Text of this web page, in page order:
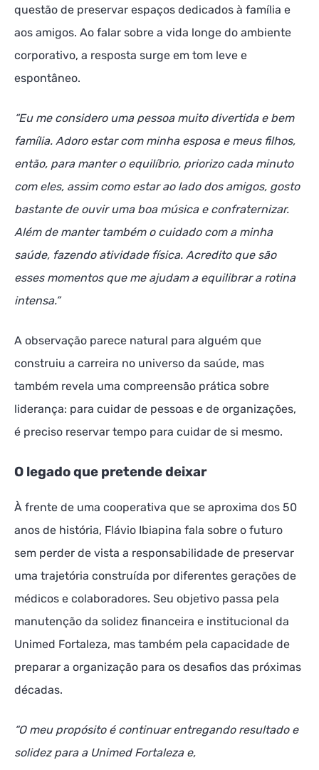
questão de preservar espaços dedicados à família e
aos amigos. Ao falar sobre a vida longe do ambiente
corporativo, a resposta surge em tom leve e
espontâneo.
“Eu me considero uma pessoa muito divertida e bem
família. Adoro estar com minha esposa e meus filhos,
então, para manter o equilíbrio, priorizo cada minuto
com eles, assim como estar ao lado dos amigos, gosto
bastante de ouvir uma boa música e confraternizar.
Além de manter também o cuidado com a minha
saúde, fazendo atividade física. Acredito que são
esses momentos que me ajudam a equilibrar a rotina
intensa.”
A observação parece natural para alguém que
construiu a carreira no universo da saúde, mas
também revela uma compreensão prática sobre
liderança: para cuidar de pessoas e de organizações,
é preciso reservar tempo para cuidar de si mesmo.
O legado que pretende deixar
À frente de uma cooperativa que se aproxima dos 50
anos de história, Flávio Ibiapina fala sobre o futuro
sem perder de vista a responsabilidade de preservar
uma trajetória construída por diferentes gerações de
médicos e colaboradores. Seu objetivo passa pela
manutenção da solidez financeira e institucional da
Unimed Fortaleza, mas também pela capacidade de
preparar a organização para os desafios das próximas
décadas.
“O meu propósito é continuar entregando resultado e
solidez para a Unimed Fortaleza e,